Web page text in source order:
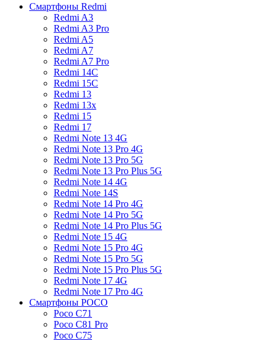
Смартфоны Redmi
Redmi A3
Redmi A3 Pro
Redmi A5
Redmi A7
Redmi A7 Pro
Redmi 14C
Redmi 15C
Redmi 13
Redmi 13x
Redmi 15
Redmi 17
Redmi Note 13 4G
Redmi Note 13 Pro 4G
Redmi Note 13 Pro 5G
Redmi Note 13 Pro Plus 5G
Redmi Note 14 4G
Redmi Note 14S
Redmi Note 14 Pro 4G
Redmi Note 14 Pro 5G
Redmi Note 14 Pro Plus 5G
Redmi Note 15 4G
Redmi Note 15 Pro 4G
Redmi Note 15 Pro 5G
Redmi Note 15 Pro Plus 5G
Redmi Note 17 4G
Redmi Note 17 Pro 4G
Смартфоны POCO
Poco C71
Poco C81 Pro
Poco C75